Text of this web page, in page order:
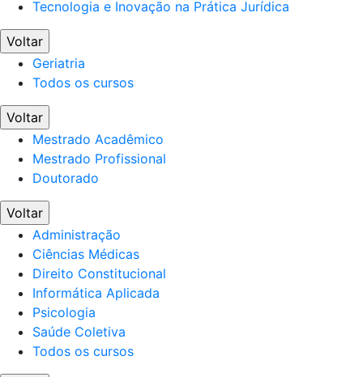
Tecnologia e Inovação na Prática Jurídica
Voltar
Geriatria
Todos os cursos
Voltar
Mestrado Acadêmico
Mestrado Profissional
Doutorado
Voltar
Administração
Ciências Médicas
Direito Constitucional
Informática Aplicada
Psicologia
Saúde Coletiva
Todos os cursos